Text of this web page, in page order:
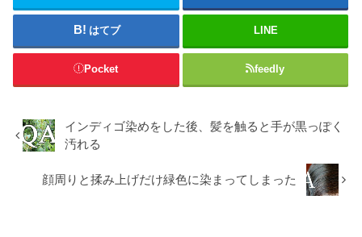
はてブ LINE
Pocket feedly
インディゴ染めをした後、髪を触ると手が黒っぽく
汚れる
顔周りと揉み上げだけ緑色に染まってしまった